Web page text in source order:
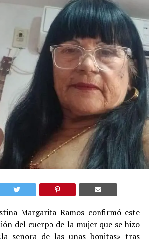
Margarita Ramos confirmó este
del cuerpo de la mujer que se hizo
señora de las uñas bonitas» tras